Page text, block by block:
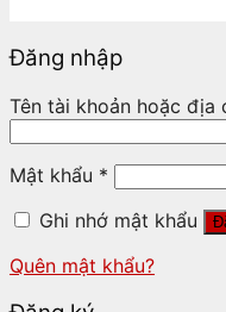
Đăng nhập
Tên tài khoản hoặc địa
Mật khẩu *
Ghi nhớ mật khẩu
Quên mật khẩu?